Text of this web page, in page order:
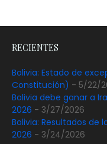
RECIENTES
Bolivia: Estado de
Constitución) - 5/22/
Bolivia debe ganar a
2026 - 3/27/2026
Bolivia: Resultados de
2026 - 3/24/2026